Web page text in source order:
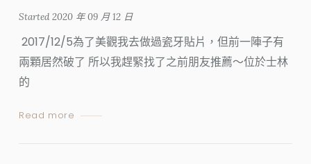
Started2020 年 09 月 12 日
2017/12/5為了美觀我去做過瓷牙貼片，但前一陣子有
兩顆居然破了 所以我趕緊找了之前朋友推薦～位於士林
的
Read more